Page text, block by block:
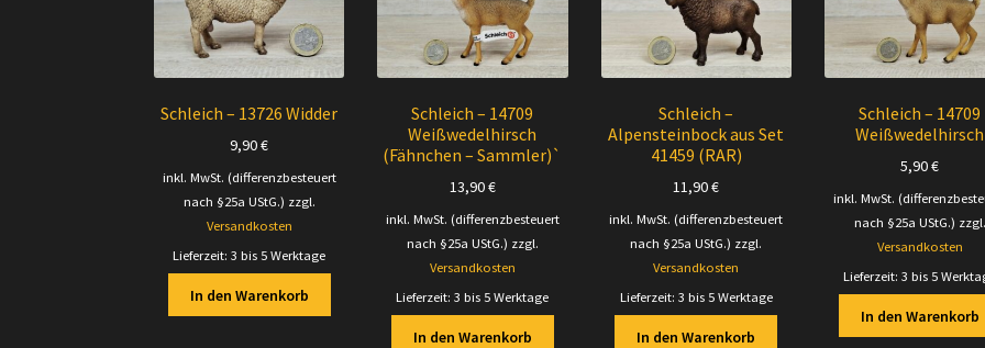
Schleich – 13726 Widder
9,90€
inkl. MwSt. (differenzbesteuert
nach §25a UStG.) zzgl.
Versandkosten
Lieferzeit:3 bis 5 Werktage
In den Warenkorb
Schleich – 14709
Weißwedelhirsch
(Fähnchen – Sammler)`
13,90€
inkl. MwSt. (differenzbesteuert
nach §25a UStG.) zzgl.
Versandkosten
Lieferzeit:3 bis 5 Werktage
In den Warenkorb
Schleich –
Alpensteinbock aus Set
41459 (RAR)
11,90€
inkl. MwSt. (differenzbesteuert
nach §25a UStG.) zzgl.
Versandkosten
Lieferzeit: 3 bis 5 Werktage
In den Warenkorb
Schleich – 14709
Weißwedelhirsch
5,90€
inkl. MwSt.
nach §25a UStG.) zzgl.
Versandkosten
Lieferzeit: 3 bis 5
In den Warenkorb